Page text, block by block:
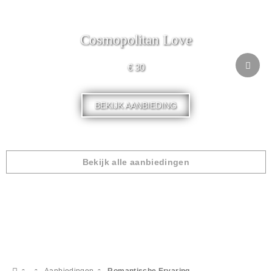
Cosmopolitan Love
€ 30
BEKIJK AANBIEDING
Bekijk alle aanbiedingen